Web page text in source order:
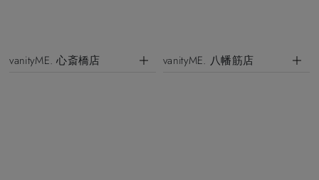
vanityME. 心斎橋店 vanityME. 八幡筋店